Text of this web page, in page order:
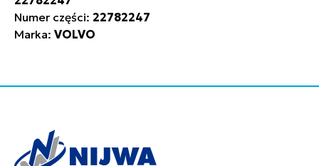
Numer części: 22782247
Marka: VOLVO